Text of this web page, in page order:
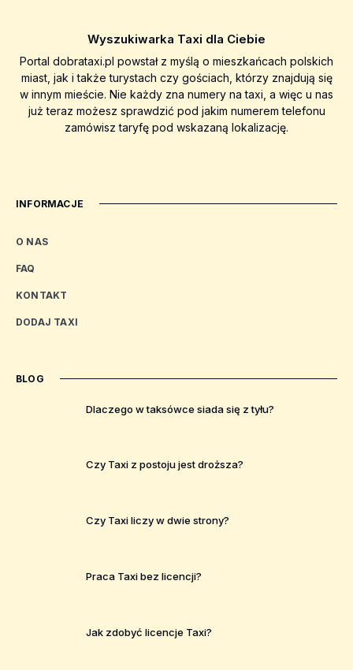
Wyszukiwarka Taxi dla Ciebie
Portal dobrataxi.pl powstał z myślą o mieszkańcach polskich
miast, jak i także turystach czy gościach, którzy znajdują się
w innym mieście. Nie każdy zna numery na taxi, a więc u nas
już teraz możesz sprawdzić pod jakim numerem telefonu
zamówisz taryfę pod wskazaną lokalizację.
INFORMACJE
O NAS
FAQ
KONTAKT
DODAJ TAXI
BLOG
Dlaczego w taksówce siada się z tyłu?
Czy Taxi z postoju jest droższa?
Czy Taxi liczy w dwie strony?
Praca Taxi bez licencji?
Jak zdobyć licencje Taxi?